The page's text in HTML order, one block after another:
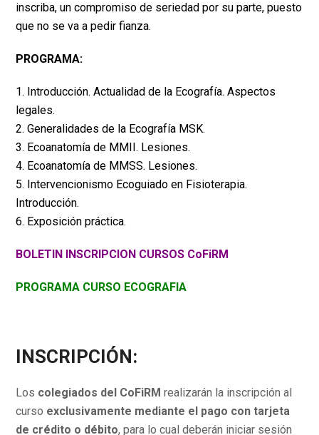
inscriba, un compromiso de seriedad por su parte, puesto
que no se va a pedir fianza.
PROGRAMA:
1. Introducción. Actualidad de la Ecografía. Aspectos
legales.
2. Generalidades de la Ecografía MSK.
3. Ecoanatomía de MMII. Lesiones.
4. Ecoanatomía de MMSS. Lesiones.
5. Intervencionismo Ecoguiado en Fisioterapia.
Introducción.
6. Exposición práctica.
BOLETIN INSCRIPCION CURSOS CoFiRM
PROGRAMA CURSO ECOGRAFIA
INSCRIPCIÓN:
Los colegiados del CoFiRM realizarán la inscripción al
curso exclusivamente mediante el pago con tarjeta
de crédito o débito, para lo cual deberán iniciar sesión